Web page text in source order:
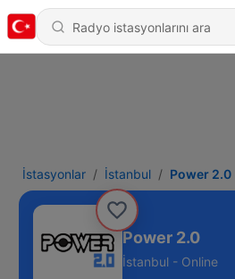
İstasyonlar İstanbul Power 2.0
Power 2.0
İstanbul - Online